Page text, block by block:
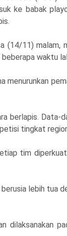
ke babak
(14/11) malam,
waktu
menurunkan
berlapis. Data-
tingkat
tim
lebih tua
dilaksanakan